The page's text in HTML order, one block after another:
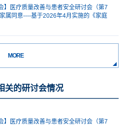
】医疗质量改善与患者安全研讨会（第7
属同意----基于2026年4月实施的《家庭
MORE
关的研讨会情况
】医疗质量改善与患者安全研讨会（第7